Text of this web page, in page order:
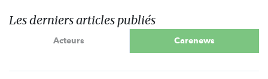
Les derniers articles publiés
Acteurs Carenews